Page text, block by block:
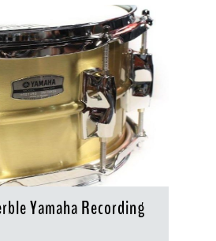
Yamaha Recording